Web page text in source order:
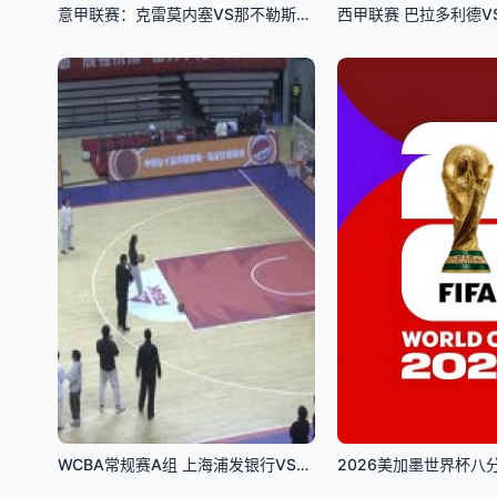
意甲联赛：克雷莫内塞VS那不勒斯20251228
WCBA常规赛A组 上海浦发银行VS内蒙古农信 20241206